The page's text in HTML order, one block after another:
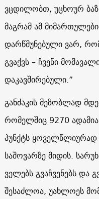
ვცდილობთ, უცხოურ
მაგრამ ამ
დარწმუნებული ვარ,
გვაქვს – ჩვენი
დაკავშირებული.”
განძაკის მეზობლად
რომელშიც 9270
პუნქტს ყოველწლიურად
საშოვარზე მიდის.
ველებს გვაჩვენებს და
შესაძლოა, უახლოეს